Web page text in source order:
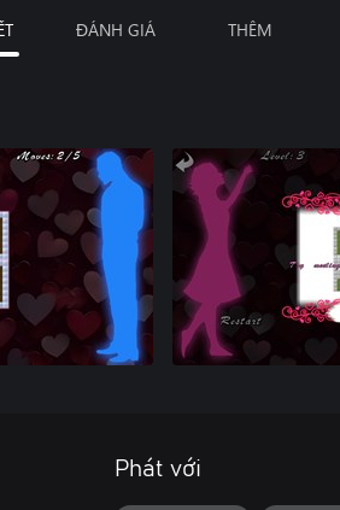
ĐÁNH GIÁ THÊM
Phát với